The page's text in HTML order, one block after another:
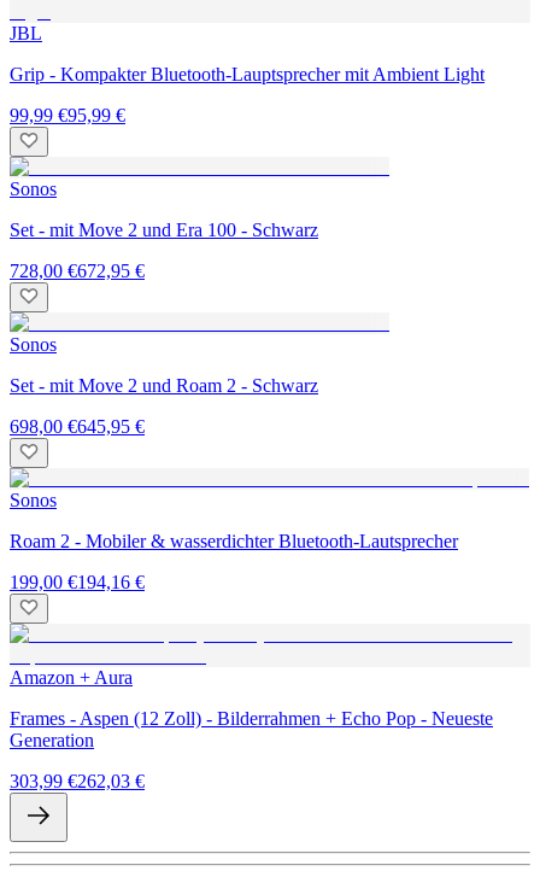
JBL
Grip - Kompakter Bluetooth-Lauptsprecher mit Ambient Light
99,99 €95,99 €
Sonos
Set - mit Move 2 und Era 100 - Schwarz
728,00 €672,95 €
Sonos
Set - mit Move 2 und Roam 2 - Schwarz
698,00 €645,95 €
Sonos
Roam 2 - Mobiler & wasserdichter Bluetooth-Lautsprecher
199,00 €194,16 €
Amazon + Aura
Frames - Aspen (12 Zoll) - Bilderrahmen + Echo Pop - Neueste
Generation
303,99 €262,03 €